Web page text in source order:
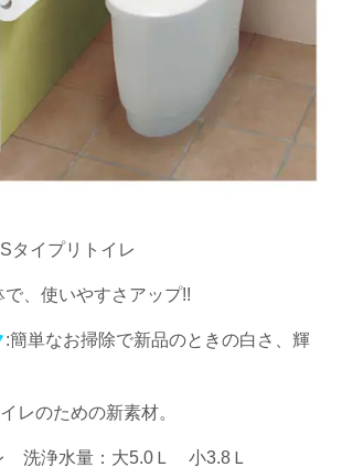
タイプリトイレ
、使いやすさアップ!!
:簡単なお掃除で新品のときの白さ、輝
レのための新素材。
洗浄水量：大5.0Ｌ 小3.8Ｌ